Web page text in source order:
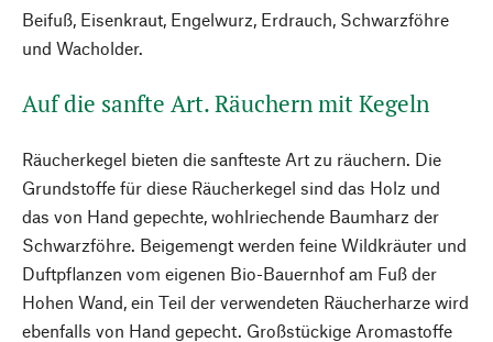
Beifuß, Eisenkraut, Engelwurz, Erdrauch, Schwarzföhre
und Wacholder.
Auf die sanfte Art. Räuchern mit Kegeln
Räucherkegel bieten die sanfteste Art zu räuchern. Die
Grundstoffe für diese Räucherkegel sind das Holz und
das von Hand gepechte, wohlriechende Baumharz der
Schwarzföhre. Beigemengt werden feine Wildkräuter und
Duftpflanzen vom eigenen Bio-Bauernhof am Fuß der
Hohen Wand, ein Teil der verwendeten Räucherharze wird
ebenfalls von Hand gepecht. Großstückige Aromastoffe